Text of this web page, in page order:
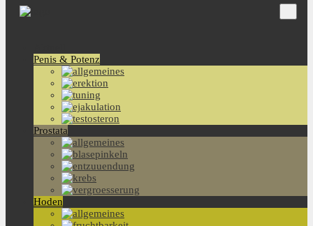
Penis & Potenz
Prostata
Hoden